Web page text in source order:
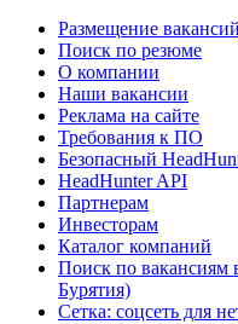
Размещение вакансий
Поиск по резюме
О компании
Наши вакансии
Реклама на сайте
Требования к ПО
Безопасный
HeadHunter API
Партнерам
Инвесторам
Каталог компаний
Поиск по вакансиям
Бурятия)
Сетка: соцсеть для